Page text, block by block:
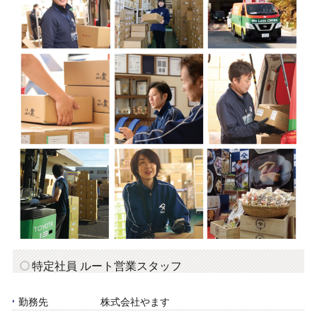
特定社員 ルート営業スタッフ
勤務先 株式会社やます